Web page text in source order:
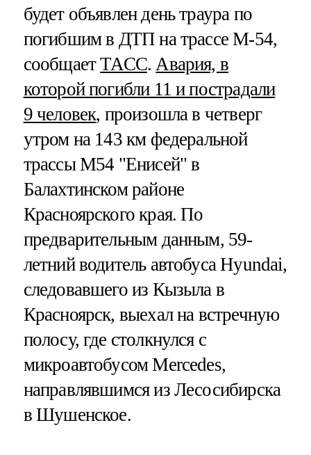
будет объявлен день траура по
погибшим в ДТП на трассе М-54,
сообщаетТАСС. Авария, в
которой погибли 11 и пострадали
9 человек, произошла в четверг
утром на 143 км федеральной
трассы М54 "Енисей" в
Балахтинском районе
Красноярского края. По
предварительным данным, 59-
летний водитель автобуса Hyundai,
следовавшего из Кызыла в
Красноярск, выехал на встречную
полосу, где столкнулся с
микроавтобусом Mercedes,
направлявшимся из Лесосибирска
в Шушенское.